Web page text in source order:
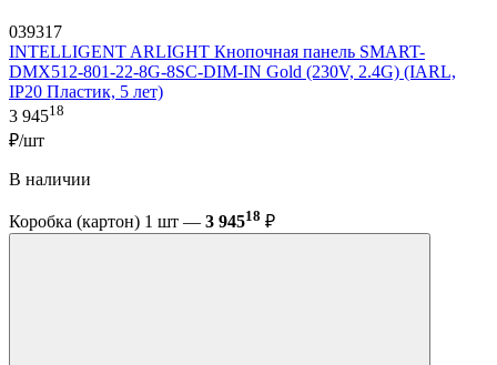
039317
INTELLIGENT ARLIGHT Кнопочная панель SMART-
DMX512-801-22-8G-8SC-DIM-IN Gold (230V, 2.4G) (IARL,
IP20 Пластик, 5 лет)
3 94518
₽/шт
В наличии
Коробка (картон) 1 шт — 3 94518 ₽